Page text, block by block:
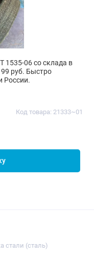
Код товара: 21333~01
1535-06 со склада в
руб. Быстро
России.
стали (сталь)